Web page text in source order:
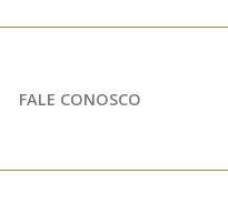
FALE CONOSCO